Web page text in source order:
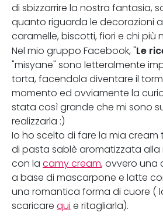
di sbizzarrire la nostra fantasia,
quanto riguarda le decorazioni
caramelle, biscotti, fiori e chi più
Nel mio gruppo Facebook, "Le
"misyane" sono letteralmente
torta, facendola diventare il
momento ed ovviamente la
stata così grande che mi sono
realizzarla :)
Io ho scelto di fare la mia
di pasta sablè aromatizzata alla
con la camy cream, ovvero una
a base di mascarpone e latte
una romantica forma di cuore (
scaricare qui e ritagliarla).